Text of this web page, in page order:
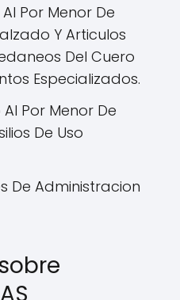
Por Menor De
Y Articulos
Del Cuero
Especializados.
Por Menor De
De Uso
De Administracion